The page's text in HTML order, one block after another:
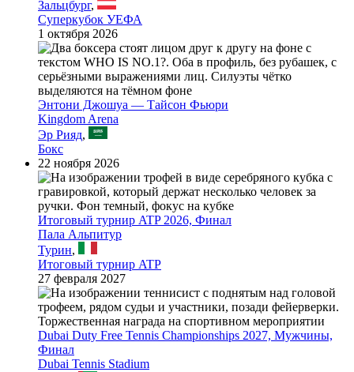
Зальцбург,
Суперкубок УЕФА
1 октября 2026
Энтони Джошуа — Тайсон Фьюри
Kingdom Arena
Эр Рияд,
Бокс
22 ноября 2026
Итоговый турнир ATP 2026, Финал
Пала Альпитур
Турин,
Итоговый турнир ATP
27 февраля 2027
Dubai Duty Free Tennis Championships 2027, Мужчины,
Финал
Dubai Tennis Stadium